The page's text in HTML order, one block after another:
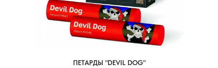
ПЕТАРДЫ "DEVIL DOG"